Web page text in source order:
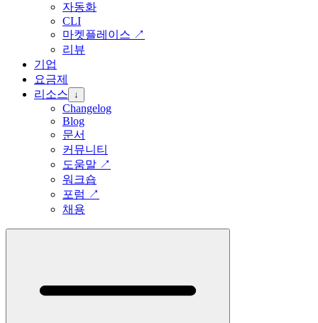
자동화
CLI
마켓플레이스 ↗
리뷰
기업
요금제
리소스
↓
Changelog
Blog
문서
커뮤니티
도움말 ↗
워크숍
포럼 ↗
채용